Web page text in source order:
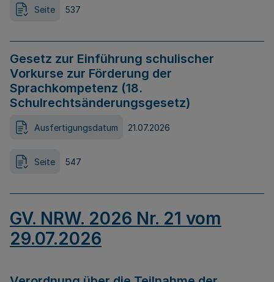
Seite 537
Gesetz zur Einführung schulischer
Vorkurse zur Förderung der
Sprachkompetenz (18.
Schulrechtsänderungsgesetz)
Ausfertigungsdatum 21.07.2026
Seite 547
GV. NRW. 2026 Nr. 21 vom
29.07.2026